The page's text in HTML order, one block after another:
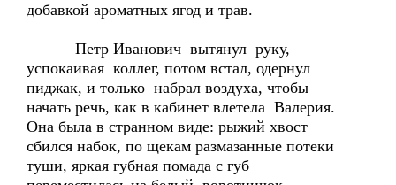
добавкой ароматных ягод и трав.
Петр Иванович вытянул руку,
успокаивая коллег, потом встал, одернул
пиджак, и только набрал воздуха, чтобы
начать речь, как в кабинет влетела Валерия.
Она была в странном виде: рыжий хвост
сбился набок, по щекам размазанные потеки
туши, яркая губная помада с губ